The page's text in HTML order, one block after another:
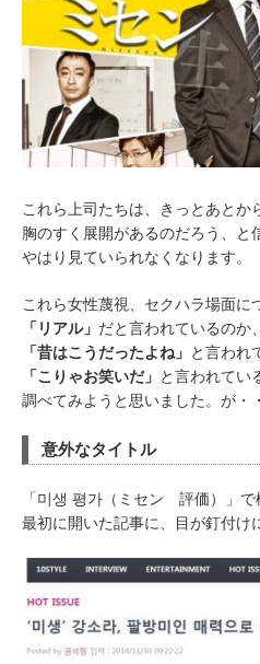
これら上司たちは、きっとあとか
胸のすく展開があるのだろう、と
やはり見ていられなくなります。
これら女性蔑視、セクハラ場面に
「リアル」 だと言われているのか、
「昔はこうだったよね」 と言われ
「こりゃお笑いだ」 と言われてい
調べてみようと思いました。が・
意外なタイトル
「미생 평가（ミセン 評価）」で
最初に開いた記事に、目が釘付け